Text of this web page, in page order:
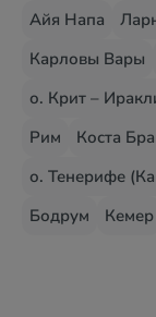
Айя Напа
Карловы Вары
о. Крит –
Рим
Коста
о. Тенерифе
Бодрум
Кемер